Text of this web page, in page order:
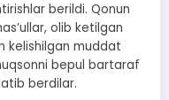
berildi. Qonun
olib ketilgan
kelishilgan muddat
bepul bartaraf
berdilar.